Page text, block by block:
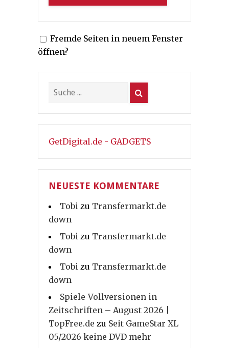
Fremde Seiten in neuem Fenster
öffnen?
GetDigital.de - GADGETS
NEUESTE KOMMENTARE
Tobi zu Transfermarkt.de
down
Tobi zu Transfermarkt.de
down
Tobi zu Transfermarkt.de
down
Spiele-Vollversionen in
Zeitschriften – August 2026 |
TopFree.de zu Seit GameStar XL
05/2026 keine DVD mehr